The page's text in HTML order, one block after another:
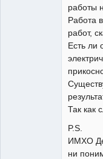
работы
Работа
работ,
Есть ли
Так как
P.S.
ИМХО
ни